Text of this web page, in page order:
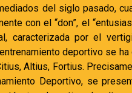
del siglo pasado,
con el “don”, el
caracterizada por el
deportivo se ha
Altius, Fortius.
Deportivo, se